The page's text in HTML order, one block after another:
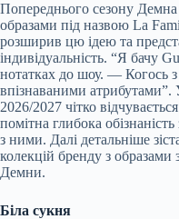
Попереднього сезону
образами під назвою La
розширив цю ідею та
індивідуальність. “Я бачу
нотатках до шоу. — Когось
впізнаваними атрибутами”.
2026/2027 чітко
помітна глибока
з ними. Далі детальніше
колекцій бренду з образами
Демни.
Біла сукня